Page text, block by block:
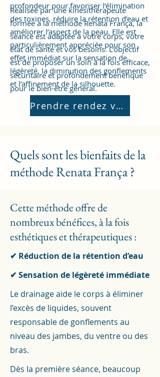
profondeur pour favoriser l’élimination
des toxines, réduire la rétention d’eau et
améliorer l’aspect de la peau. Elle est
particulièrement appréciée pour son
effet immédiat sur la sensation de
légèreté, la diminution des gonflements
et l’affinement de la silhouette.
Prendre rendez vous
Réalisée par une kinésithérapeute
formée à la méthode Renata França, la
séance est adaptée à votre corps, votre
état de santé et vos besoins. L’objectif
est de proposer un soin à la fois efficace,
sécuritaire et profondément bénéfique
pour le bien-être général.
Quels sont les bienfaits de la
méthode Renata França ?
Cette méthode offre de
nombreux bénéfices, à la fois
esthétiques et thérapeutiques :
✔ Réduction de la rétention d’eau
✔ Sensation de légèreté immédiate
Le drainage aide le corps à éliminer
l’excès de liquides, souvent
responsable de gonflements au
niveau des jambes, du ventre ou des
bras.
Dès la première séance, beaucoup